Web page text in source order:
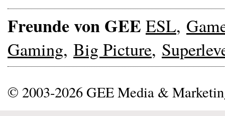
Freunde von GEE ESL,
Gaming, Big Picture,
© 2003-2026 GEE Media &